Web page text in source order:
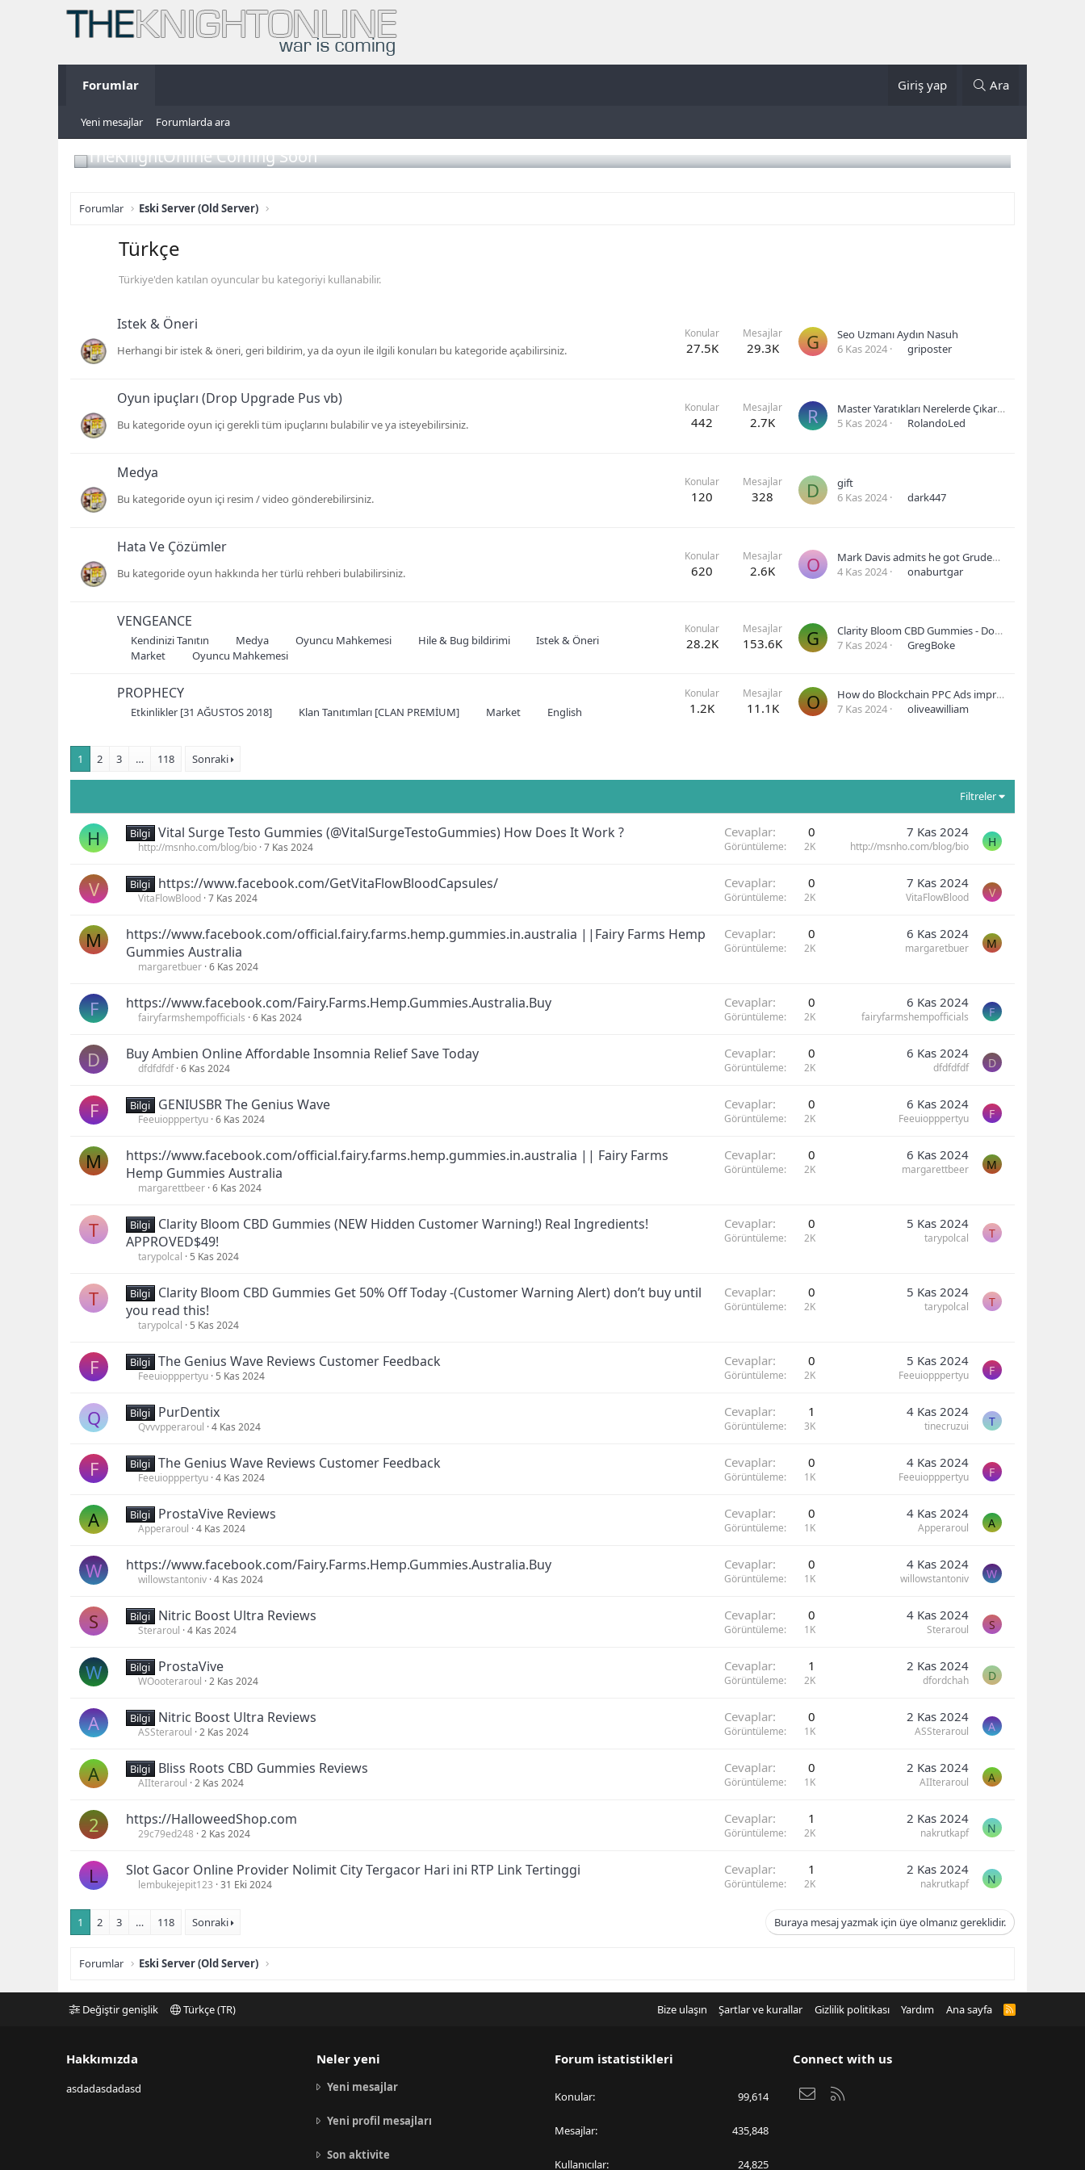
Forumlar Giriş yap Ara
Yeni mesajlar Forumlarda ara
TheKnightOnline Coming Soon
Forumlar Eski Server (Old Server)
Türkçe
Türkiye'den katılan oyuncular bu kategoriyi kullanabilir.
Istek & Öneri
Herhangi bir istek & öneri, geri bildirim, ya da oyun ile ilgili konuları bu kategoride açabilirsiniz.
Konular
27.5K
Mesajlar
29.3K G
Seo Uzmanı Aydın Nasuh
6 Kas 2024
griposter
Oyun ipuçları (Drop Upgrade Pus vb)
Bu kategoride oyun içi gerekli tüm ipuçlarını bulabilir ve ya isteyebilirsiniz.
Konular
442
Mesajlar
2.7K R
Master Yaratıkları Nerelerde Çıkar ? [Tüm yaratıkların yerini öğrenme]
5 Kas 2024
RolandoLed
Medya
Bu kategoride oyun içi resim / video gönderebilirsiniz.
Konular
120
Mesajlar
328 D
gift
6 Kas 2024
dark447
Hata Ve Çözümler
Bu kategoride oyun hakkında her türlü rehberi bulabilirsiniz.
Konular
620
Mesajlar
2.6K O
Mark Davis admits he got Gruden before f
4 Kas 2024
onaburtgar
VENGEANCE
Kendinizi Tanıtın Medya Oyuncu Mahkemesi Hile & Bug bildirimi
Istek & Öneri
Market
Oyuncu Mahkemesi
Konular
28.2K
Mesajlar
153.6K G
Clarity Bloom CBD Gummies - Does It Really Work?
7 Kas 2024
GregBoke
PROPHECY
Etkinlikler [31 AĞUSTOS 2018] Klan Tanıtımları [CLAN PREMİUM] Market English
Konular
1.2K
Mesajlar
11.1K O
How do Blockchain PPC Ads improve transparency and accountability in advertising?
7 Kas 2024
oliveawilliam
1 2 3 … 118 Sonraki
Filtreler
H Bilgi Vital Surge Testo Gummies (@VitalSurgeTestoGummies) How Does It Work ?
http://msnho.com/blog/bio 7 Kas 2024
Cevaplar 0
Görüntüleme 2K
7 Kas 2024
http://msnho.com/blog/bio H
V Bilgi https://www.facebook.com/GetVitaFlowBloodCapsules/
VitaFlowBlood 7 Kas 2024
Cevaplar 0
Görüntüleme 2K
7 Kas 2024
VitaFlowBlood V
M
https://www.facebook.com/official.fairy.farms.hemp.gummies.in.australia ||Fairy Farms Hemp
Gummies Australia
margaretbuer 6 Kas 2024
Cevaplar 0
Görüntüleme 2K
6 Kas 2024
margaretbuer M
F https://www.facebook.com/Fairy.Farms.Hemp.Gummies.Australia.Buy
fairyfarmshempofficials 6 Kas 2024
Cevaplar 0
Görüntüleme 2K
6 Kas 2024
fairyfarmshempofficials F
D Buy Ambien Online Affordable Insomnia Relief Save Today
dfdfdfdf 6 Kas 2024
Cevaplar 0
Görüntüleme 2K
6 Kas 2024
dfdfdfdf D
F Bilgi GENIUSBR The Genius Wave
Feeuiopppertyu 6 Kas 2024
Cevaplar 0
Görüntüleme 2K
6 Kas 2024
Feeuiopppertyu F
M
https://www.facebook.com/official.fairy.farms.hemp.gummies.in.australia || Fairy Farms
Hemp Gummies Australia
margarettbeer 6 Kas 2024
Cevaplar 0
Görüntüleme 2K
6 Kas 2024
margarettbeer M
T Bilgi
Clarity Bloom CBD Gummies (NEW Hidden Customer Warning!) Real Ingredients!
APPROVED$49!
tarypolcal 5 Kas 2024
Cevaplar 0
Görüntüleme 2K
5 Kas 2024
tarypolcal T
T Bilgi
Clarity Bloom CBD Gummies Get 50% Off Today -(Customer Warning Alert) don’t buy until
you read this!
tarypolcal 5 Kas 2024
Cevaplar 0
Görüntüleme 2K
5 Kas 2024
tarypolcal T
F Bilgi The Genius Wave Reviews Customer Feedback
Feeuiopppertyu 5 Kas 2024
Cevaplar 0
Görüntüleme 2K
5 Kas 2024
Feeuiopppertyu F
Q Bilgi PurDentix
Qvvvpperaroul 4 Kas 2024
Cevaplar 1
Görüntüleme 3K
4 Kas 2024
tinecruzui T
F Bilgi The Genius Wave Reviews Customer Feedback
Feeuiopppertyu 4 Kas 2024
Cevaplar 0
Görüntüleme 1K
4 Kas 2024
Feeuiopppertyu F
A Bilgi ProstaVive Reviews
Apperaroul 4 Kas 2024
Cevaplar 0
Görüntüleme 1K
4 Kas 2024
Apperaroul A
W https://www.facebook.com/Fairy.Farms.Hemp.Gummies.Australia.Buy
willowstantoniv 4 Kas 2024
Cevaplar 0
Görüntüleme 1K
4 Kas 2024
willowstantoniv W
S Bilgi Nitric Boost Ultra Reviews
Steraroul 4 Kas 2024
Cevaplar 0
Görüntüleme 1K
4 Kas 2024
Steraroul S
W Bilgi ProstaVive
WOooteraroul 2 Kas 2024
Cevaplar 1
Görüntüleme 2K
2 Kas 2024
dfordchah D
A Bilgi Nitric Boost Ultra Reviews
ASSteraroul 2 Kas 2024
Cevaplar 0
Görüntüleme 1K
2 Kas 2024
ASSteraroul A
A Bilgi Bliss Roots CBD Gummies Reviews
AIIteraroul 2 Kas 2024
Cevaplar 0
Görüntüleme 1K
2 Kas 2024
AIIteraroul A
2 https://HalloweedShop.com
29c79ed248 2 Kas 2024
Cevaplar 1
Görüntüleme 2K
2 Kas 2024
nakrutkapf N
L Slot Gacor Online Provider Nolimit City Tergacor Hari ini RTP Link Tertinggi
lembukejepit123 31 Eki 2024
Cevaplar 1
Görüntüleme 2K
2 Kas 2024
nakrutkapf N
1 2 3 … 118 Sonraki Buraya mesaj yazmak için üye olmanız gereklidir.
Forumlar Eski Server (Old Server)
Değiştir genişlik Türkçe (TR) Bize ulaşın Şartlar ve kurallar Gizlilik politikası Yardım Ana sayfa
R
Hakkımızda
asdadasdadasd
Neler yeni
Yeni mesajlar
Yeni profil mesajları
Son aktivite
Forum istatistikleri
Konular 99,614
Mesajlar 435,848
Kullanıcılar 24,825
Connect with us
Bize ulaşın